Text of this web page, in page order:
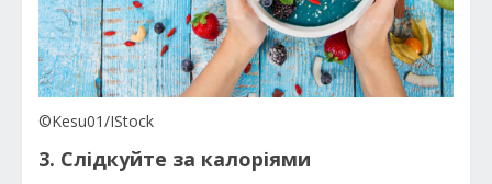
©Kesu01/IStock
3. Слідкуйте за калоріями